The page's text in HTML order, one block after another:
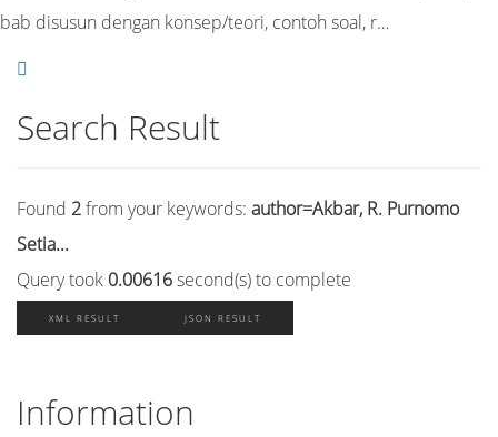
bab disusun dengan konsep/teori, contoh soal, r…
Search Result
Found 2from your keywords: author=Akbar, R. Purnomo
Setia...
Query took 0.00616second(s) to complete
XML RESULT JSON RESULT
Information